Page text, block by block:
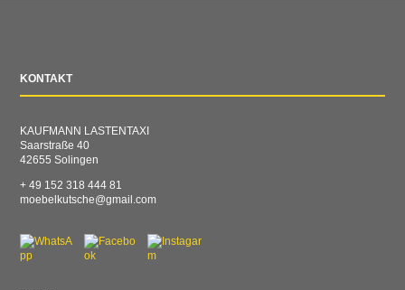
KONTAKT
KAUFMANN LASTENTAXI
Saarstraße 40
42655 Solingen
+ 49 152 318 444 81
moebelkutsche@gmail.com